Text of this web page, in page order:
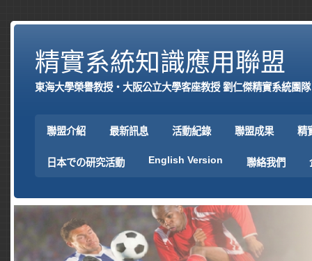
精實系統知識應用聯盟
東海大學榮譽教授‧大阪公立大學客座教授 劉仁傑精實系統團隊
聯盟介紹 最新訊息 活動紀錄 聯盟成果 精
日本での研究活動 English Version 聯絡我們